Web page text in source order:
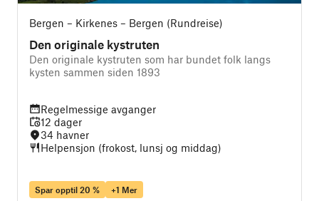
Bergen – Kirkenes – Bergen (Rundreise)
Den originale kystruten
Den originale kystruten som har bundet folk langs
kysten sammen siden 1893
Regelmessige avganger
12 dager
34 havner
Helpensjon (frokost, lunsj og middag)
Spar opptil 20 %
+1 Mer